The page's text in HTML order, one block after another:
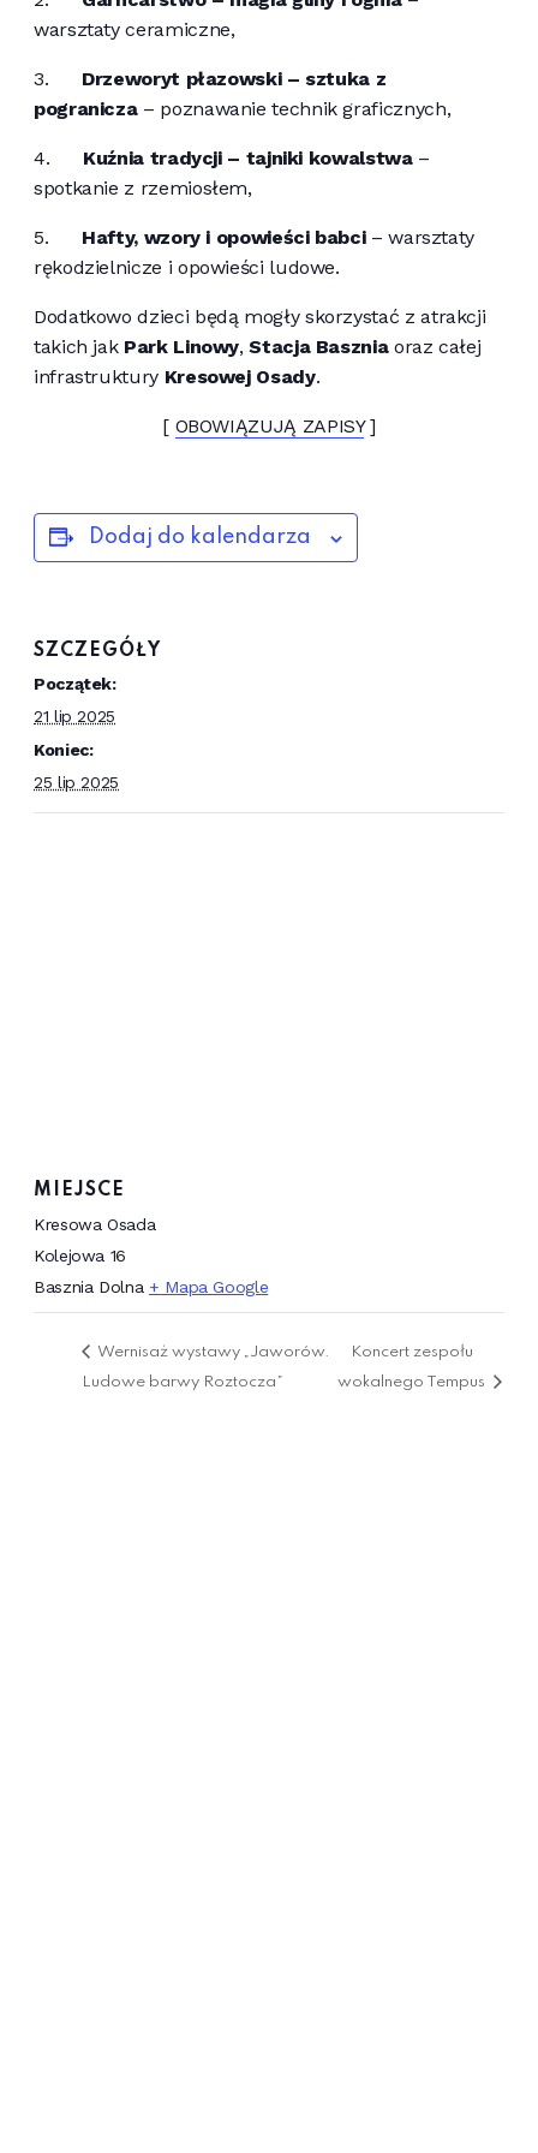
warsztaty ceramiczne,
3. Drzeworyt płazowski – sztuka z
pogranicza– poznawanie technik graficznych,
4. Kuźnia tradycji – tajniki kowalstwa–
spotkanie z rzemiosłem,
5. Hafty, wzory i opowieści babci– warsztaty
rękodzielnicze i opowieści ludowe.
Dodatkowo dzieci będą mogły skorzystać z atrakcji
takich jak Park Linowy,Stacja Baszniaoraz całej
infrastruktury Kresowej Osady.
[ OBOWIĄZUJĄ ZAPISY]
Dodaj do kalendarza
SZCZEGÓŁY
Początek:
21 lip 2025
Koniec:
25 lip 2025
MIEJSCE
Kresowa Osada
Kolejowa 16
Basznia Dolna + Mapa Google
Wernisaż wystawy „Jaworów.
Ludowe barwy Roztocza”
Koncert zespołu
wokalnego Tempus